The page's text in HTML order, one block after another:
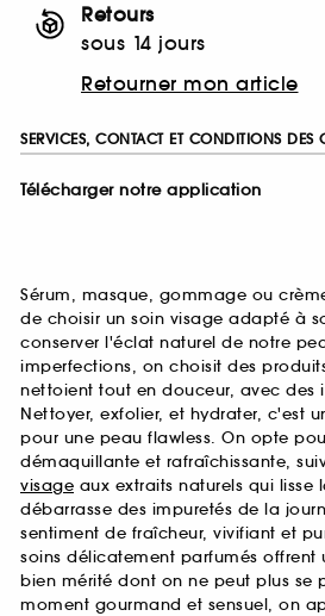
Retours
sous 14 jours
Retourner mon article
SERVICES, CONTACT ET CONDITIONS DES
Télécharger notre application
Sérum, masque, gommage ou
de choisir un soin visage adapté à
conserver l'éclat naturel de notre
imperfections, on choisit des
nettoient tout en douceur, avec des
Nettoyer, exfolier, et hydrater, c'est
pour une peau flawless. On opte
démaquillante et rafraîchissante,
visage aux extraits naturels qui lisse
débarrasse des impuretés de la
sentiment de fraîcheur, vivifiant et
soins délicatement parfumés
bien mérité dont on ne peut plus se
moment gourmand et sensuel, on